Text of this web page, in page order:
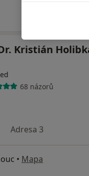
Kristián
68 názorů
Adresa 3
• Mapa